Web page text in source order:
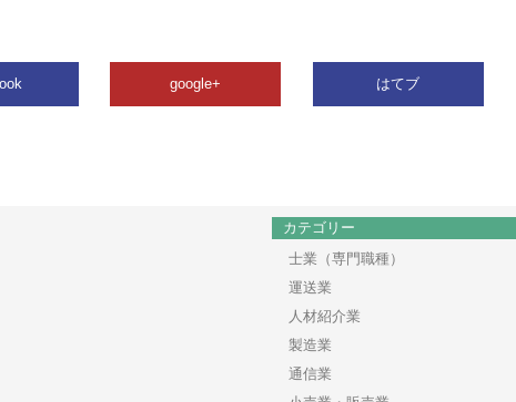
google+ はてブ
カテゴリー
士業（専門職種）
運送業
人材紹介業
製造業
通信業